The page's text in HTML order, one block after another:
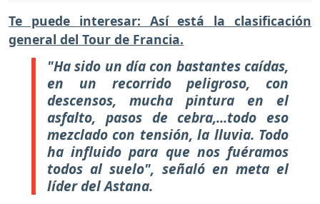
Te puede interesar: Así está la clasificación
general del Tour de Francia.
"Ha sido un día con bastantes caídas,
en un recorrido peligroso, con
descensos, mucha pintura en el
asfalto, pasos de cebra,...todo eso
mezclado con tensión, la lluvia. Todo
ha influido para que nos fuéramos
todos al suelo", señaló en meta el
líder del Astana.